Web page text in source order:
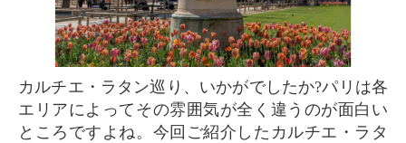
カルチエ・ラタン巡り、いかがでしたか?パリは各
エリアによってその雰囲気が全く違うのが面白い
ところですよね。今回ご紹介したカルチエ・ラタ